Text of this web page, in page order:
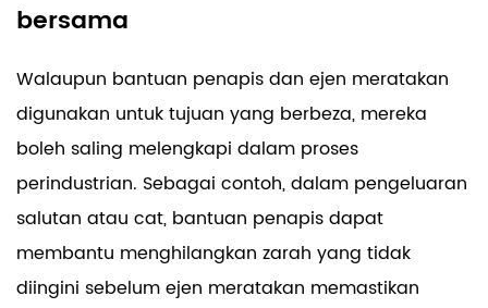
bersama
Walaupun bantuan penapis dan ejen meratakan
digunakan untuk tujuan yang berbeza, mereka
boleh saling melengkapi dalam proses
perindustrian. Sebagai contoh, dalam pengeluaran
salutan atau cat, bantuan penapis dapat
membantu menghilangkan zarah yang tidak
diingini sebelum ejen meratakan memastikan